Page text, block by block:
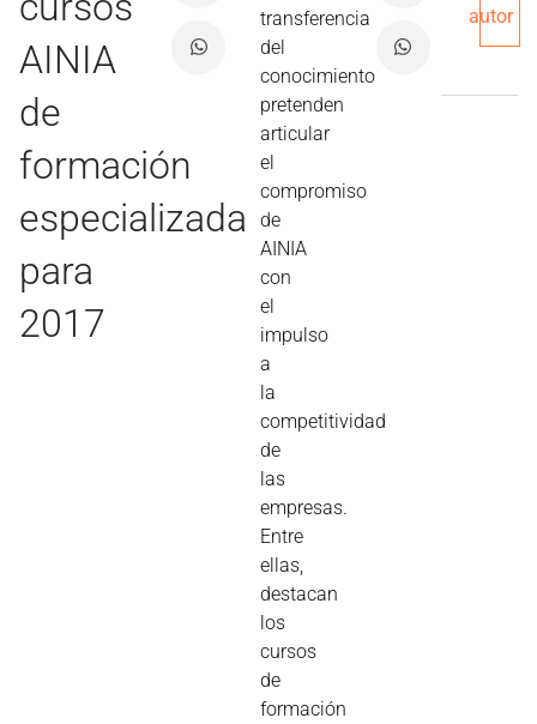
AINIA
de
formación
especializada
para
2017
transferencia
del
conocimiento
pretenden
articular
el
compromiso
de
AINIA
con
el
impulso
a
la
competitividad
de
las
empresas.
Entre
ellas,
destacan
los
cursos
de
formación
autor